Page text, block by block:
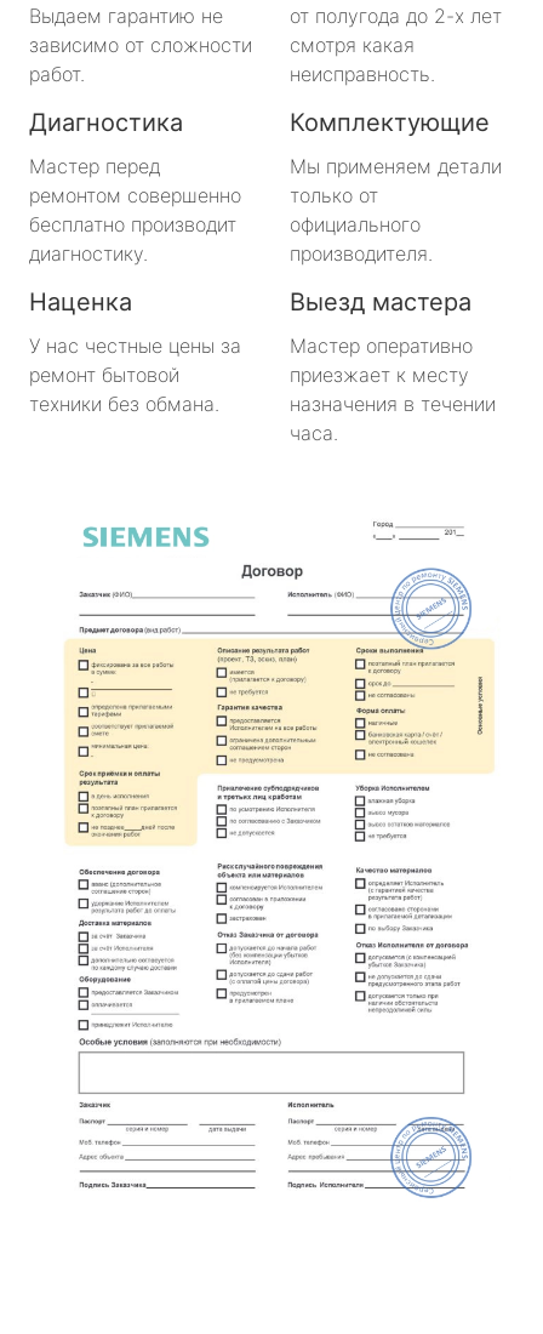
Выдаем гарантию не
зависимо от сложности
работ.
от полугода до 2-х лет
смотря какая
неисправность.
Диагностика
Мастер перед
ремонтом совершенно
бесплатно производит
диагностику.
Комплектующие
Мы применяем детали
только от
официального
производителя.
Наценка
У нас честные цены за
ремонт бытовой
техники без обмана.
Выезд мастера
Мастер оперативно
приезжает к месту
назначения в течении
часа.